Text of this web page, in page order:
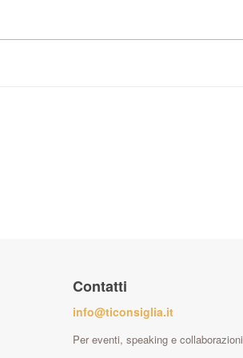
Contatti
info@ticonsiglia.it
Per eventi, speaking e collaborazioni